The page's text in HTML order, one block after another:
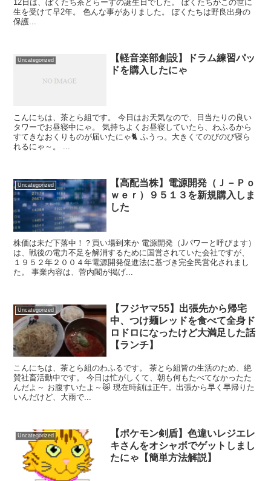
12日は、ぼくたち茶とらーずの誕生日でした。 ぼくたちがこの世に
生を受けて早2年。 色んな事がありました。 ぼくたちは野良出身の
保護...
Uncategorized
【軽音楽部創設】ドラム練習パッ
ドを購入したにゃ
こんにちは、茶とら組です。 今日はお天気なので、日当たりの良い
タワーでお昼寝中にゃ。 気持ちよくお昼寝していたら、わふるから
すてきなおくりものが届いたにゃ🐈️ ふうっ。大きくてのびのび寝ら
れるにゃ～。 ...
Uncategorized
【高配当株】電源開発（Ｊ－Ｐｏ
ｗｅｒ）９５１３を新規購入しま
した
株価は未だ下落中！？買い場到来か 電源開発（Jパワーと呼びます）
は、戦後の電力不足を解消するために国営されていた会社ですが、
１９５２年２００４年電源開発促進法に基づき完全民営化されまし
た。 事業内容は、菅内閣が掲げ...
Uncategorized
【フジヤマ55】出張先から帰宅
中、つけ麺レッドを食べて全身ド
ロドロになったけど大満足した話
【ランチ】
こんにちは、茶とら組のわふるです。 茶とら組皆の生活のため、絶
賛社畜活動中です。 今日は忙がしくて、朝も何もたべてなかったた
んだよ～ お腹すいたよ～😿 現在時刻は正午。出張から早く早帰りた
いんだけど、大雨で...
Uncategorized
【ポケモン剣盾】色違いレジエレ
キさんをオシャボでゲットしまし
たにゃ【簡単方法解説】